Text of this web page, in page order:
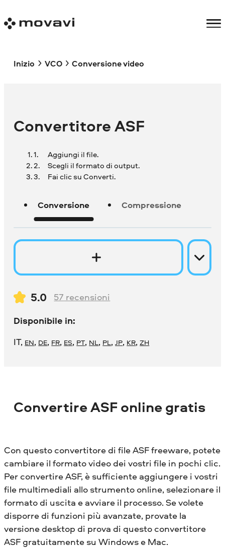
Inizio VCO Conversione video
Convertitore ASF
Aggiungi il file.
Scegli il formato di output.
Fai clic su Converti.
Conversione Compressione
5.0 57 recensioni
Disponibile in:
IT, EN, DE, FR, ES, PT, NL, PL,JP, KR,ZH
Convertire ASF online gratis
Con questo convertitore di file ASF freeware, potete
cambiare il formato video dei vostri file in pochi clic.
Per convertire ASF, è sufficiente aggiungere i vostri
file multimediali allo strumento online, selezionare il
formato di uscita e avviare il processo. Se volete
disporre di funzioni più avanzate, provate la
versione desktop di prova di questo convertitore
ASF gratuitamente su Windows e Mac.